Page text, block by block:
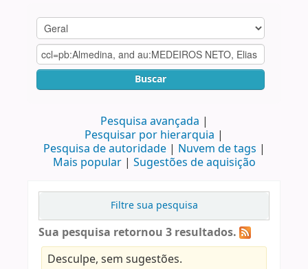
Buscar
Pesquisa avançada
Pesquisar por hierarquia
Pesquisa de autoridade
Nuvem de tags
Mais popular
Sugestões de aquisição
Filtre sua pesquisa
Sua pesquisa retornou 3 resultados.
Desculpe, sem sugestões.